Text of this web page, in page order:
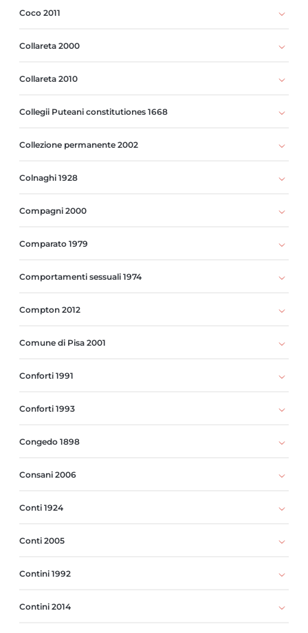
Coco 2011
Collareta 2000
Collareta 2010
Collegii Puteani constitutiones 1668
Collezione permanente 2002
Colnaghi 1928
Compagni 2000
Comparato 1979
Comportamenti sessuali 1974
Compton 2012
Comune di Pisa 2001
Conforti 1991
Conforti 1993
Congedo 1898
Consani 2006
Conti 1924
Conti 2005
Contini 1992
Contini 2014